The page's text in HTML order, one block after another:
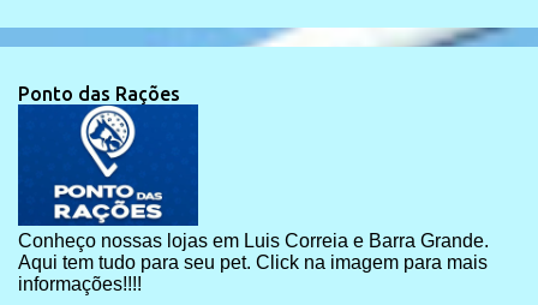
Ponto das Rações
Conheço nossas lojas em Luis Correia e Barra Grande.
Aqui tem tudo para seu pet. Click na imagem para mais
informações!!!!